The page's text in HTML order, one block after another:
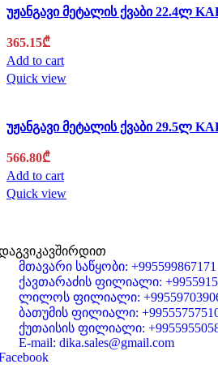
უჟანგავი მეტალის ქვაბი 22.4ლ
365.15₾
Add to cart
Quick view
უჟანგავი მეტალის ქვაბი 29.5ლ
566.80₾
Add to cart
Quick view
მთავარი საწყობი: +995599867171
ქავთარაძის ფილიალი:
ლილოს ფილიალი:
ბათუმის ფილიალი:
ქუთაისის ფილიალი:
E-mail: dika.sales@gmail.com